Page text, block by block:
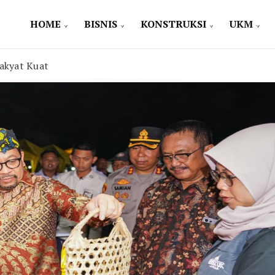
HOME BISNIS KONSTRUKSI UKM
Kuat